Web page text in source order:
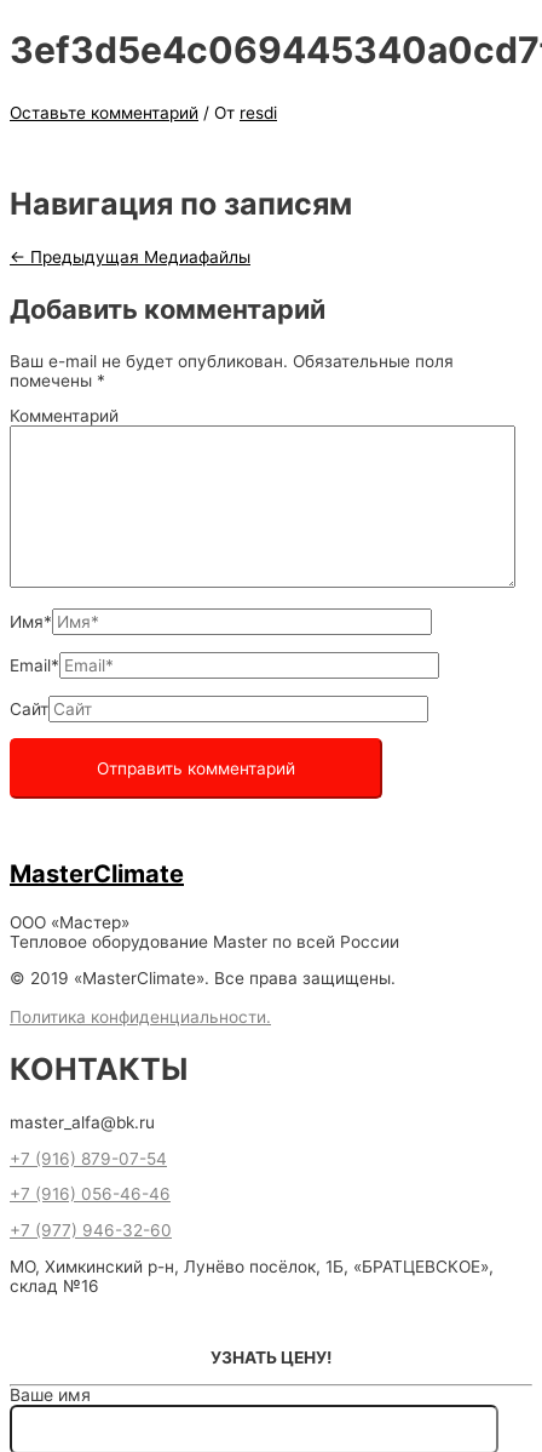
Оставьте комментарий / От resdi
Навигация по записям
← Предыдущая Медиафайлы
Добавить комментарий
Ваш e-mail не будет опубликован. Обязательные поля
помечены *
Комментарий
Имя*
Email*
Сайт
MasterClimate
ООО «Мастер»
Тепловое оборудование Master по всей России
© 2019 «MasterClimate». Все права защищены.
Политика конфиденциальности.
КОНТАКТЫ
master_alfa@bk.ru
+7 (916) 879-07-54
+7 (916) 056-46-46
+7 (977) 946-32-60
МО, Химкинский р-н, Лунёво посёлок, 1Б, «БРАТЦЕВСКОЕ»,
склад №16
УЗНАТЬ ЦЕНУ!
Ваше имя